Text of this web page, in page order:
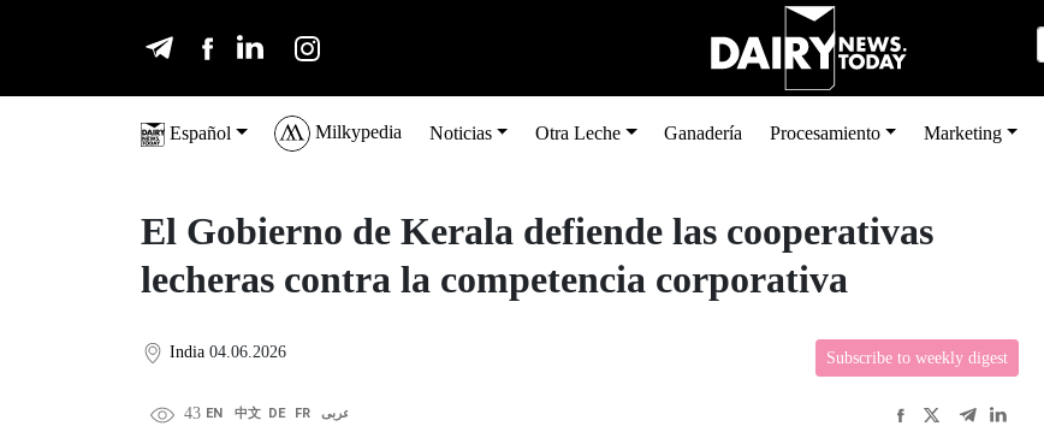
Español Milkypedia Noticias Otra Leche Ganadería Procesamiento Marketing
El Gobierno de Kerala defiende las cooperativas
lecheras contra la competencia corporativa
India 04.06.2026 Subscribe to weekly digest
43 EN 中文 DE FR عربى